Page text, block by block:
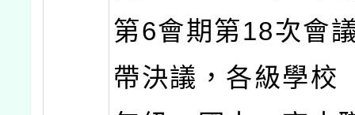
第6會期第18次會
帶決議，各級學校